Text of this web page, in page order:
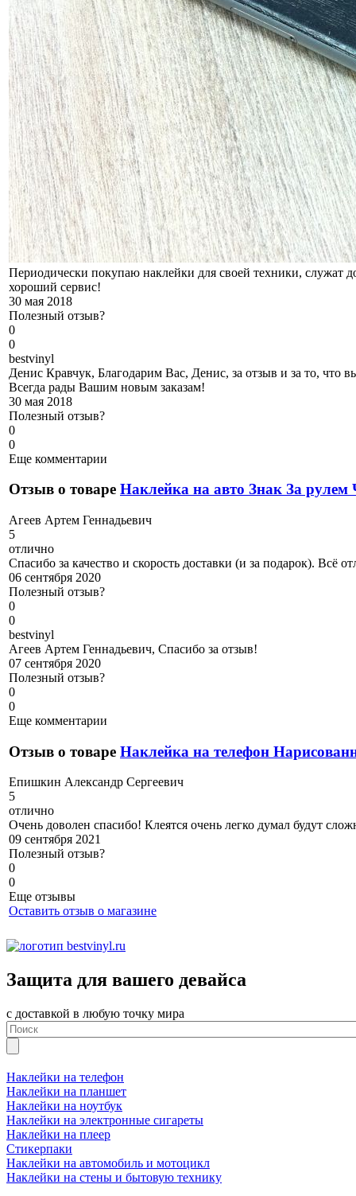
Периодически покупаю наклейки для своей техники, служат
хороший сервис!
30 мая 2018
Полезный отзыв?
0
0
bestvinyl
Денис Кравчук, Благодарим Вас, Денис, за отзыв и за то, что
Всегда рады Вашим новым заказам!
30 мая 2018
Полезный отзыв?
0
0
Еще комментарии
Отзыв о товаре Наклейка на авто Знак За рулем
Агеев Артем Геннадьевич
5
отлично
Спасибо за качество и скорость доставки (и за подарок). Всё
06 сентября 2020
Полезный отзыв?
0
0
bestvinyl
Агеев Артем Геннадьевич, Спасибо за отзыв!
07 сентября 2020
Полезный отзыв?
0
0
Еще комментарии
Отзыв о товаре Наклейка на телефон
Епишкин Александр Сергеевич
5
отлично
Очень доволен спасибо! Клеятся очень легко думал будут
09 сентября 2021
Полезный отзыв?
0
0
Еще отзывы
Оставить отзыв о магазине
Защита для вашего девайса
с доставкой в любую точку мира
Наклейки на телефон
Наклейки на планшет
Наклейки на ноутбук
Наклейки на электронные сигареты
Наклейки на плеер
Стикерпаки
Наклейки на автомобиль и мотоцикл
Наклейки на стены и бытовую технику